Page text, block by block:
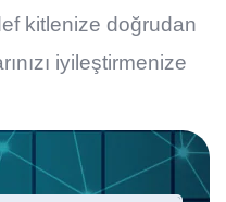
kitlenize doğrudan
iyileştirmenize